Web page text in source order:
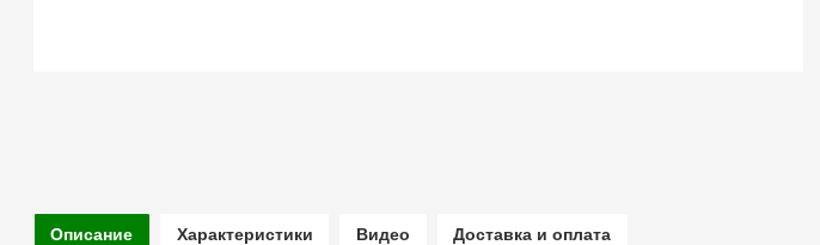
Описание Характеристики Видео Доставка и оплата